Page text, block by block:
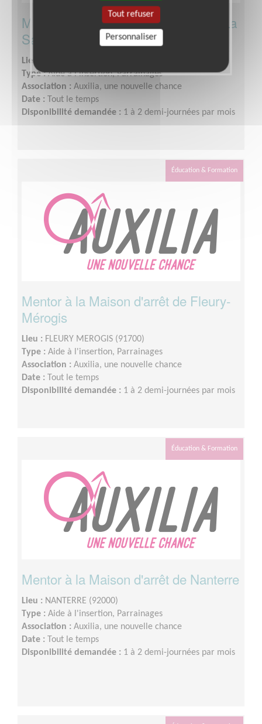
Mentor à la Maison d'arrêt de Paris-La
Santé
Lieu :
Type :Aide à l'insertion, Parrainages
Association : Auxilia, une nouvelle chance
Date :
Tout le temps
Disponibilité demandée : 1 à 2 demi-journées par mois
Éducation & Formation
Mentor à la Maison d'arrêt de Fleury-
Mérogis
Lieu : FLEURY MEROGIS (91700)
Type : Aide à l'insertion, Parrainages
Association : Auxilia, une nouvelle chance
Date :
Tout le temps
Disponibilité demandée : 1 à 2 demi-journées par mois
Éducation & Formation
Mentor à la Maison d'arrêt de Nanterre
Lieu : NANTERRE (92000)
Type : Aide à l'insertion, Parrainages
Association : Auxilia, une nouvelle chance
Date :
Tout le temps
Disponibilité demandée : 1 à 2 demi-journées par mois
Tout refuser
Personnaliser